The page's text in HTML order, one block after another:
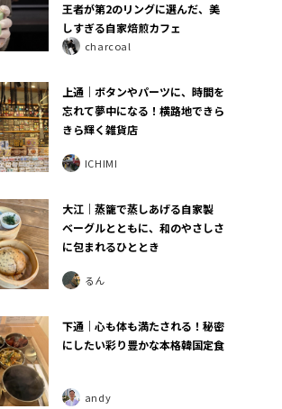
王者が第2のリングに選んだ、美
しすぎる自家焙煎カフェ
charcoal
上通｜ボタンやパーツに、時間を
忘れて夢中になる！横路地できら
きら輝く雑貨店
ICHIMI
大江｜蒸籠で蒸しあげる自家製
ベーグルとともに、和のやさしさ
に包まれるひととき
るん
下通｜心も体も満たされる！秘密
にしたい彩り豊かな本格韓国定食
andy